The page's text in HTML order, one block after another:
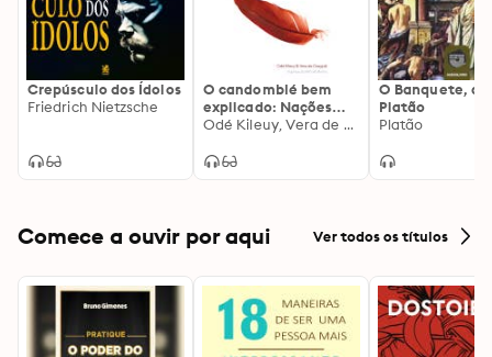
Crepúsculo dos Ídolos
Friedrich Nietzsche
O candomblé bem
explicado: Nações
Bantu, Iorubá e Fon Odé Kileuy, Vera de Oxaguiã, Marcelo Barros
O Banquete, de
Platão
Platão
Comece a ouvir por aqui Ver todos os títulos